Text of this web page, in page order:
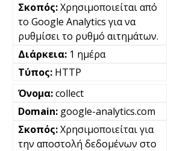
Χρησιμοποιείται από
το Google Analytics για να
ρυθμίσει το ρυθμό αιτημάτων.
1 ημέρα
HTTP
collect
google-analytics.com
Χρησιμοποιείται για
την αποστολή δεδομένων στο